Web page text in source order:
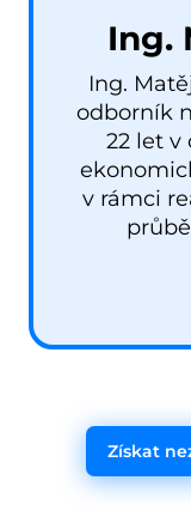
Ing.
Ing.
odborník
22 let v
v rámci
Získat